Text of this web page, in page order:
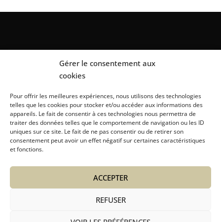
Gérer le consentement aux
cookies
Pour offrir les meilleures expériences, nous utilisons des technologies
telles que les cookies pour stocker et/ou accéder aux informations des
appareils. Le fait de consentir à ces technologies nous permettra de
traiter des données telles que le comportement de navigation ou les ID
uniques sur ce site. Le fait de ne pas consentir ou de retirer son
consentement peut avoir un effet négatif sur certaines caractéristiques
et fonctions.
ACCEPTER
REFUSER
About us Caretaking for chalets
Other Services
Copyright © La Stella Megève